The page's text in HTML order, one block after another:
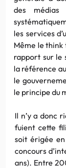
des médias
les services
Même le think
rapport sur le
la référence
le
le principe du
Il n’y a donc
fuient cette
soit érigée
concours
ans). Entre